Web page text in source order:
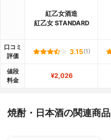
紅乙女酒造
紅乙女 STANDARD
口コミ
評価
3.15(1)
値段
料金
¥2,026
焼酎・日本酒の関連商品